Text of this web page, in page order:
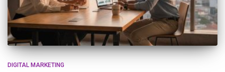
DIGITAL MARKETING